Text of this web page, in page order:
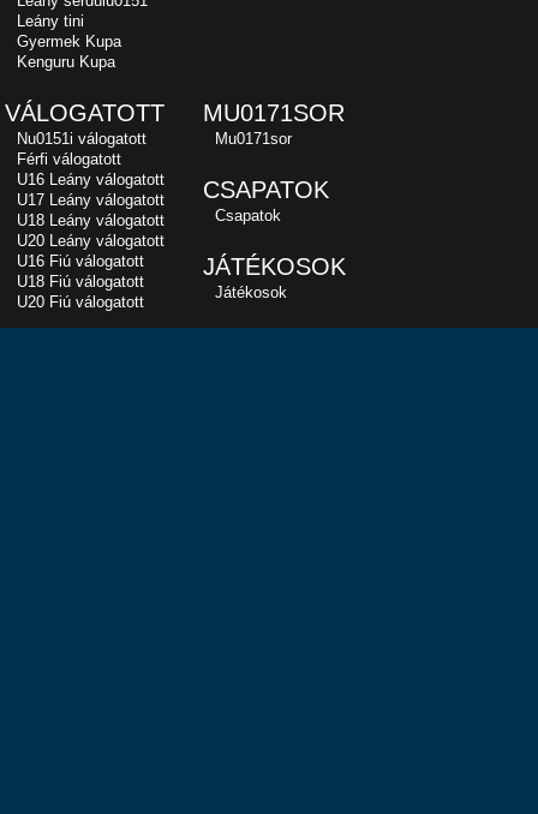
Leány tini
Gyermek Kupa
Kenguru Kupa
VÁLOGATOTT
Nu0151i válogatott
Férfi válogatott
U16 Leány válogatott
U17 Leány válogatott
U18 Leány válogatott
U20 Leány válogatott
U16 Fiú válogatott
U18 Fiú válogatott
U20 Fiú válogatott
MU0171SOR
Mu0171sor
CSAPATOK
Csapatok
JÁTÉKOSOK
Játékosok